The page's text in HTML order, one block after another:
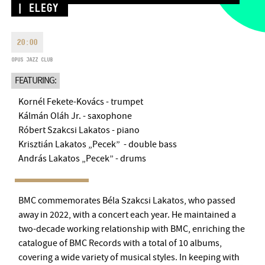
EMAIL
BMC RECORDS
MUSIC INFORMATION CENTER
| ELEGY
20:00
OPUS JAZZ CLUB
FEATURING:
Kornél Fekete-Kovács - trumpet
Kálmán Oláh Jr. - saxophone
Róbert Szakcsi Lakatos - piano
Krisztián Lakatos „Pecek” - double bass
András Lakatos „Pecek” - drums
BMC commemorates Béla Szakcsi Lakatos, who passed
away in 2022, with a concert each year. He maintained a
two-decade working relationship with BMC, enriching the
catalogue of BMC Records with a total of 10 albums,
covering a wide variety of musical styles. In keeping with